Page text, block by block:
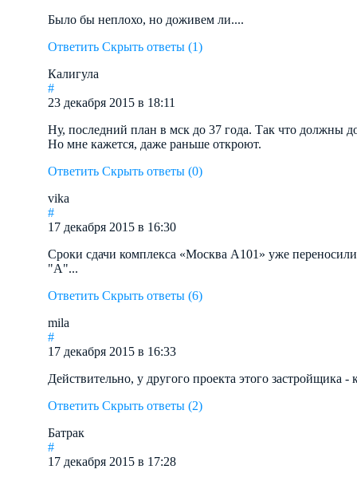
Было бы неплохо, но доживем ли....
Ответить Скрыть ответы (1)
Калигула
#
23 декабря 2015 в 18:11
Ну, последний план в мск до 37 года. Так что должны
Но мне кажется, даже раньше откроют.
Ответить Скрыть ответы (0)
vika
#
17 декабря 2015 в 16:30
Сроки сдачи комплекса «Москва А101» уже
"А"...
Ответить Скрыть ответы (6)
mila
#
17 декабря 2015 в 16:33
Действительно, у другого проекта этого
Ответить Скрыть ответы (2)
Батрак
#
17 декабря 2015 в 17:28